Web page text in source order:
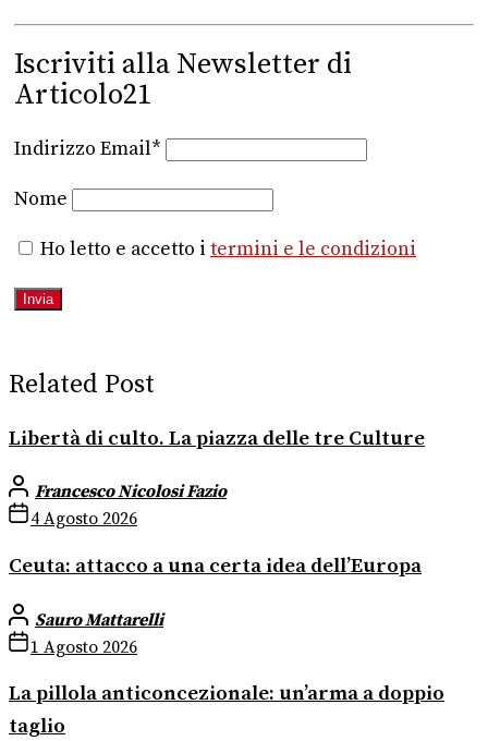
Iscriviti alla Newsletter di
Articolo21
Indirizzo Email*
Nome
Ho letto e accetto i termini e le condizioni
Related Post
Libertà di culto. La piazza delle tre Culture
Francesco Nicolosi Fazio
4 Agosto 2026
Ceuta: attacco a una certa idea dell’Europa
Sauro Mattarelli
1 Agosto 2026
La pillola anticoncezionale: un’arma a doppio
taglio